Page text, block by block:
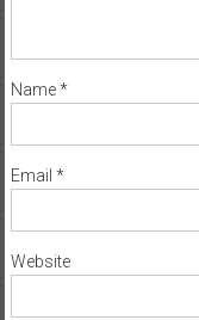
Name*
Email *
Website